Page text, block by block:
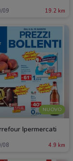
09 19.2 km
NUOVO
Ipermercati
08 4.9 km